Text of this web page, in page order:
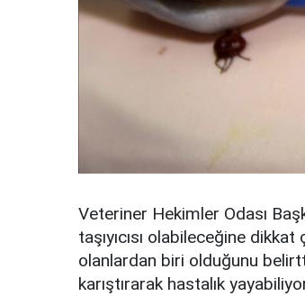
Veteriner Hekimler Odası
taşıyıcısı olabileceğine
olanlardan biri olduğunu
karıştırarak hastalık